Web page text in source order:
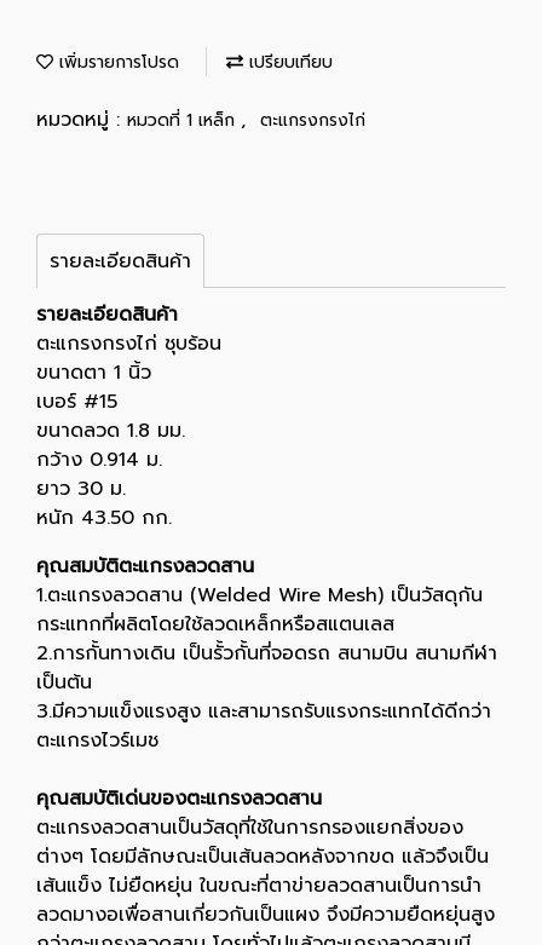
เพิ่มรายการโปรด เปรียบเทียบ
หมวดหมู่ : หมวดที่ 1 เหล็ก , ตะแกรงกรงไก่
รายละเอียดสินค้า
รายละเอียดสินค้า
ตะแกรงกรงไก่ ชุบร้อน
ขนาดตา 1 นิ้ว
เบอร์ #15
ขนาดลวด 1.8 มม.
กว้าง 0.914 ม.
ยาว 30 ม.
หนัก 43.50 กก.
คุณสมบัติตะแกรงลวดสาน
1.ตะแกรงลวดสาน (Welded Wire Mesh) เป็นวัสดุกัน
กระแทกที่ผลิตโดยใช้ลวดเหล็กหรือสแตนเลส
2.การกั้นทางเดิน เป็นรั้วกั้นที่จอดรถ สนามบิน สนามกีฬา
เป็นต้น
3.มีความแข็งแรงสูง และสามารถรับแรงกระแทกได้ดีกว่า
ตะแกรงไวร์เมช
คุณสมบัติเด่นของตะแกรงลวดสาน
ตะแกรงลวดสานเป็นวัสดุที่ใช้ในการกรองแยกสิ่งของ
ต่างๆ โดยมีลักษณะเป็นเส้นลวดหลังจากขด แล้วจึงเป็น
เส้นแข็ง ไม่ยืดหยุ่น ในขณะที่ตาข่ายลวดสานเป็นการนำ
ลวดมางอเพื่อสานเกี่ยวกันเป็นแผง จึงมีความยืดหยุ่นสูง